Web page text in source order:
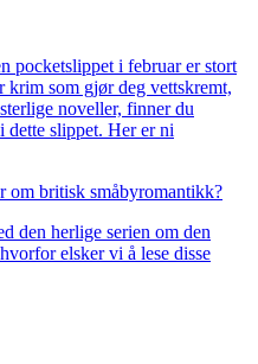
pocketslippet i februar er stort
krim som gjør deg vettskremt,
noveller, finner du
dette slippet. Her er ni
om britisk småbyromantikk?
den herlige serien om den
elsker vi å lese disse